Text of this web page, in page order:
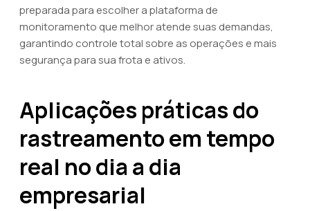
preparada para escolher a plataforma de
monitoramento que melhor atende suas demandas,
garantindo controle total sobre as operações e mais
segurança para sua frota e ativos.
Aplicações práticas do
rastreamento em tempo
real no dia a dia
empresarial